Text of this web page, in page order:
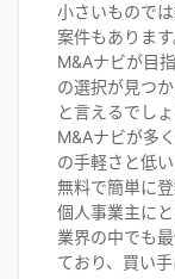
小さいもので
案件もあります
M&Aナビが目
の選択が見つ
と言えるでしょ
M&Aナビが多
の手軽さと低い
無料で簡単に
個人事業主に
業界の中でも
ており、買い